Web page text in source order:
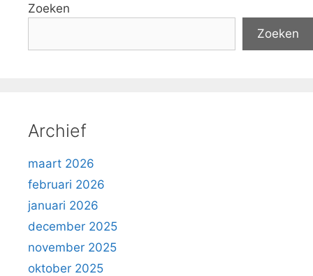
Zoeken
Zoeken
Archief
maart 2026
februari 2026
januari 2026
december 2025
november 2025
oktober 2025